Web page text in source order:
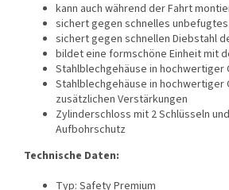
kann auch während der Fahrt
sichert gegen schnelles
sichert gegen schnellen Diebstahl
bildet eine formschöne Einheit mit
Stahlblechgehäuse in hochwertiger
Stahlblechgehäuse in hochwertiger
zusätzlichen Verstärkungen
Zylinderschloss mit 2 Schlüsseln
Aufbohrschutz
Technische Daten:
Typ: Safety Premium